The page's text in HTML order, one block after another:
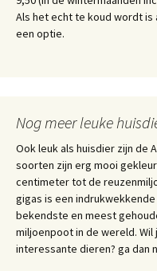
Als het echt te koud wordt is
een optie.
Nog meer leuke
Ook leuk als huisdier zijn de
soorten zijn erg mooi
centimeter tot de
gigas is een
bekendste en meest
miljoenpoot in de wereld.
interessante dieren? ga dan